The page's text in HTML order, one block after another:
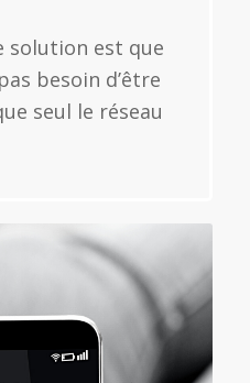
solution est que
besoin d’être
seul le réseau